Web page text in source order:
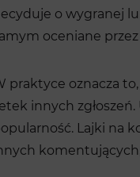
o wygranej
oceniane
praktyce oznacza
innych
Lajki na